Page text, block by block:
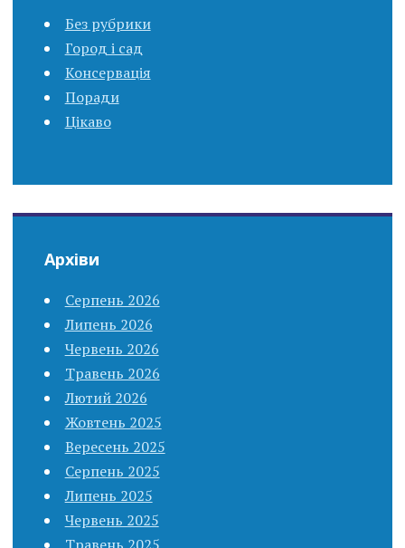
Без рубрики
Город і сад
Консервація
Поради
Цікаво
Архіви
Серпень 2026
Липень 2026
Червень 2026
Травень 2026
Лютий 2026
Жовтень 2025
Вересень 2025
Серпень 2025
Липень 2025
Червень 2025